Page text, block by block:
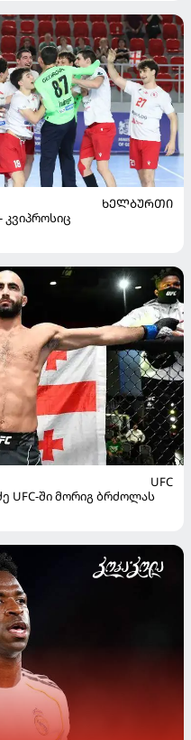
ᲮᲔᲚᲑᲣᲠᲗᲘ
კვიპროსიც
UFC
UFC-ში მორიგ ბრძოლას